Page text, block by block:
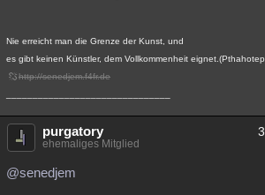
Astronomie Helpdesk Gruppen
Musik Clash
Besucht Teilgenommen
Lesenswert
Nie erreicht man die Grenze der Kunst, und
es gibt keinen Künstler, dem Vollkommenheit
http://senedjem.f4fr.de
purgatory
ehemaliges Mitglied
@senedjem